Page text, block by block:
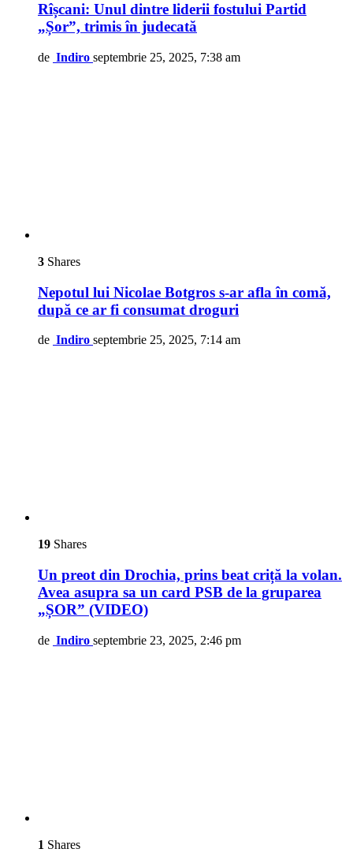
Rîșcani: Unul dintre liderii fostului Partid
„Șor”, trimis în judecată
de Indiro septembrie 25, 2025, 7:38 am
3 Shares
Nepotul lui Nicolae Botgros s-ar afla în comă,
după ce ar fi consumat droguri
de Indiro septembrie 25, 2025, 7:14 am
19 Shares
Un preot din Drochia, prins beat criță la volan.
Avea asupra sa un card PSB de la gruparea
„ȘOR” (VIDEO)
de Indiro septembrie 23, 2025, 2:46 pm
1 Shares